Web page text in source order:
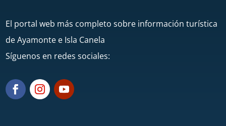
El portal web más completo sobre información turística
de Ayamonte e Isla Canela
Síguenos en redes sociales: